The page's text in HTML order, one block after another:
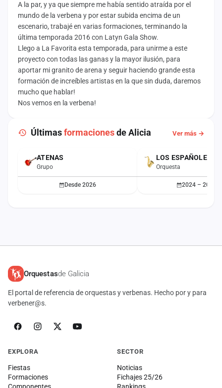
A la par, y ya que siempre me había sentido atraída por el
mundo de la verbena y por estar subida encima de un
escenario, trabajé en varias formaciones, terminando la
última temporada 2016 con Latyn Gala Show.
Llego a La Favorita esta temporada, para unirme a este
proyecto con todas las ganas y la mayor ilusión, para
aportar mi granito de arena y seguir haciendo grande esta
formación de increíbles artistas en la que sin duda, daremos
mucho que hablar!
Nos vemos en la verbena!
Últimasformacionesde Alicia Ver más →
ACTUALATENAS
Grupo
Desde 2026
LOS ESPAÑOLES
Orquesta
2024 – 2025
Orquestasde Galicia
El portal de referencia de orquestas y verbenas. Hecho por y para
verbener@s.
EXPLORA
Fiestas
Formaciones
SECTOR
Noticias
Fichajes 25/26